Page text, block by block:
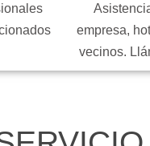
empresa,
vecinos.